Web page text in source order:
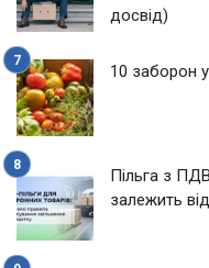
досвід)
10 заборон
Пільга з
залежить